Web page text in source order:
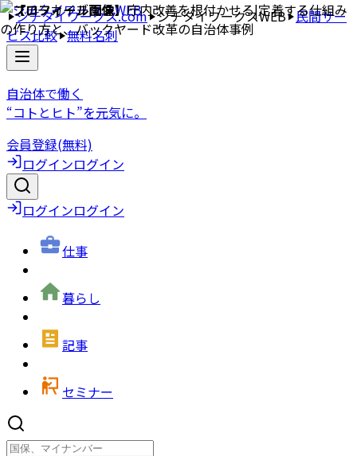
ジチタイワークス.com ジチタイワークスWEB 民間サー
ビス比較 無料名刺
自治体で働く
“コトとヒト”を元気に。
会員登録(無料)
ログインログイン
ログインログイン
仕事
暮らし
記事
セミナー